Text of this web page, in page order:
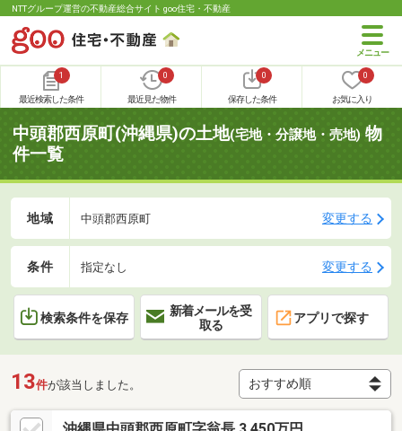
NTTグループ運営の不動産総合サイト goo住宅・不動産
1
最近検索した条件
0
最近見た物件
0
保存した条件
0
お気に入り
中頭郡西原町(沖縄県)の土地(宅地・分譲地・売地) 物
件一覧
地域 中頭郡西原町 変更する
条件 指定なし 変更する
検索条件を保存
新着メールを受
取る
アプリで探す
13件が該当しました。